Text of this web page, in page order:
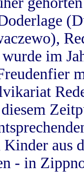
im
aus
- in